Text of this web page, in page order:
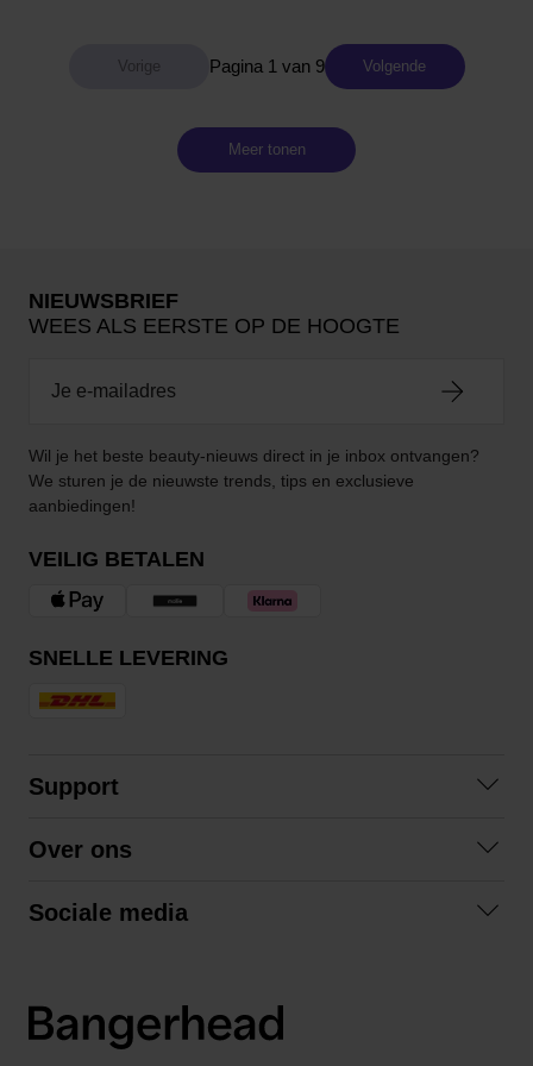
Pagina 1 van 9 Volgende
Meer tonen
NIEUWSBRIEF
WEES ALS EERSTE OP DE HOOGTE
Wil je het beste beauty-nieuws direct in je inbox ontvangen?
We sturen je de nieuwste trends, tips en exclusieve
aanbiedingen!
VEILIG BETALEN
SNELLE LEVERING
Support
Algemene voorwaarden
Over ons
Sociale media
LinkedIn